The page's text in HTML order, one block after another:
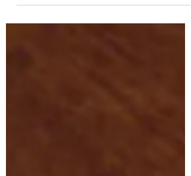
G Iuvinale C4ADS uncovers evidence of